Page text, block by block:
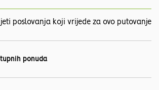
poslovanja koji vrijede za ovo putovanje
ponuda